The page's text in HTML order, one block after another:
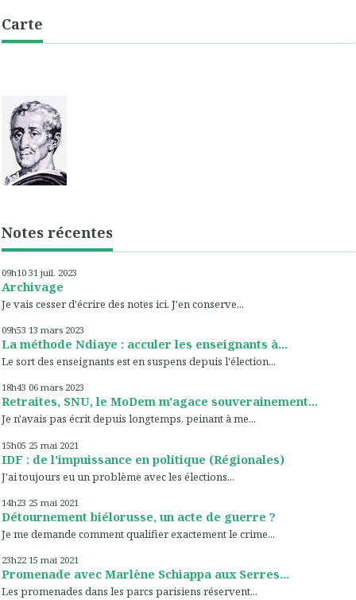
Carte
Notes récentes
09h10 31 juil. 2023
Archivage
Je vais cesser d'écrire des notes ici. J'en conserve...
09h53 13 mars 2023
La méthode Ndiaye : acculer les enseignants à...
Le sort des enseignants est en suspens depuis l'élection...
18h43 06 mars 2023
Retraites, SNU, le MoDem m'agace souverainement...
Je n'avais pas écrit depuis longtemps, peinant à me...
15h05 25 mai 2021
IDF : de l'impuissance en politique (Régionales)
J'ai toujours eu un problème avec les élections...
14h23 25 mai 2021
Détournement biélorusse, un acte de guerre ?
Je me demande comment qualifier exactement le crime...
23h22 15 mai 2021
Promenade avec Marlène Schiappa aux Serres...
Les promenades dans les parcs parisiens réservent...